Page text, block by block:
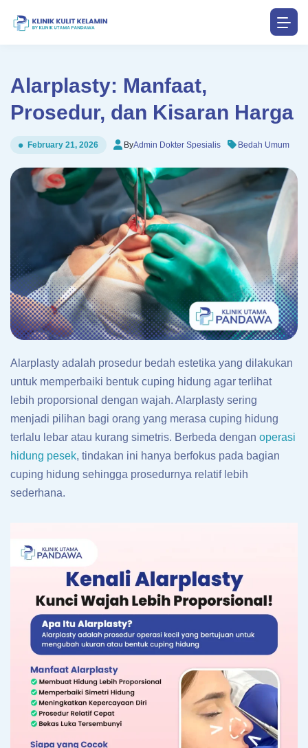
Alarplasty: Manfaat,
Prosedur, dan Kisaran Harga
February 21, 2026 ByAdmin Dokter Spesialis Bedah Umum
Alarplasty adalah prosedur bedah estetika yang dilakukan
untuk memperbaiki bentuk cuping hidung agar terlihat
lebih proporsional dengan wajah. Alarplasty sering
menjadi pilihan bagi orang yang merasa cuping hidung
terlalu lebar atau kurang simetris. Berbeda dengan operasi
hidung pesek, tindakan ini hanya berfokus pada bagian
cuping hidung sehingga prosedurnya relatif lebih
sederhana.